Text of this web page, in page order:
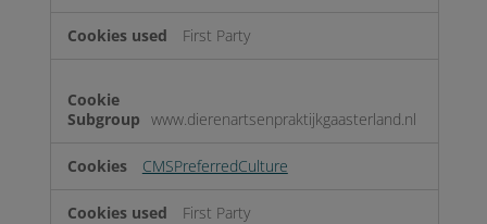
First Party
www.dierenartsenpraktijkgaasterland.nl
CMSPreferredCulture
First Party